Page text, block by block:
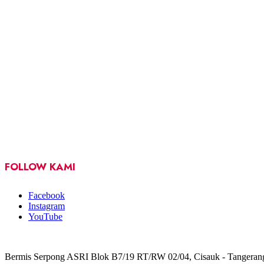
FOLLOW KAMI
Facebook
Instagram
YouTube
Bermis Serpong ASRI Blok B7/19 RT/RW 02/04, Cisauk -